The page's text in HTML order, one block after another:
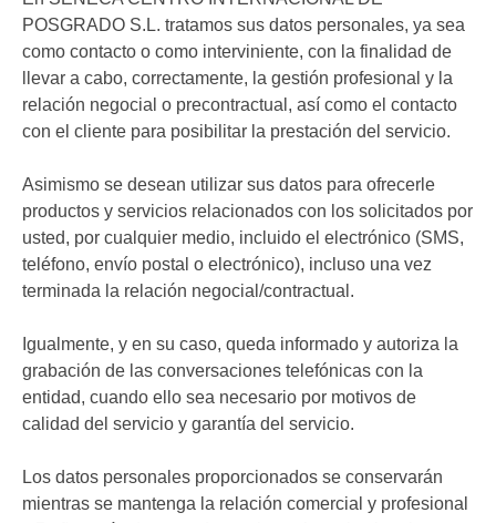
POSGRADO S.L. tratamos sus datos personales, ya sea
como contacto o como interviniente, con la finalidad de
llevar a cabo, correctamente, la gestión profesional y la
relación negocial o precontractual, así como el contacto
con el cliente para posibilitar la prestación del servicio.
Asimismo se desean utilizar sus datos para ofrecerle
productos y servicios relacionados con los solicitados por
usted, por cualquier medio, incluido el electrónico (SMS,
teléfono, envío postal o electrónico), incluso una vez
terminada la relación negocial/contractual.
Igualmente, y en su caso, queda informado y autoriza la
grabación de las conversaciones telefónicas con la
entidad, cuando ello sea necesario por motivos de
calidad del servicio y garantía del servicio.
Los datos personales proporcionados se conservarán
mientras se mantenga la relación comercial y profesional